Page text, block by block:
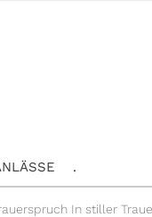
.
In stiller